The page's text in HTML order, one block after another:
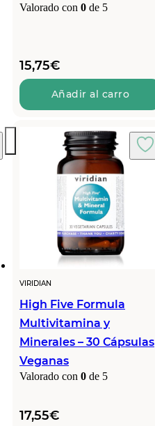
Valorado con 0 de 5
15,75€
Añadir al carro
VIRIDIAN
High Five Formula
Multivitamina y
Minerales – 30 Cápsulas
Veganas
Valorado con 0 de 5
17,55€